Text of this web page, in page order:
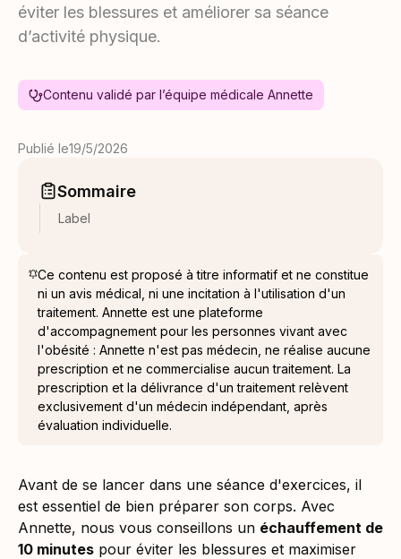
éviter les blessures et améliorer sa séance
d’activité physique.
Contenu validé par l’équipe médicale Annette
Publié le19/5/2026
Sommaire
Label
Ce contenu est proposé à titre informatif et ne constitue
ni un avis médical, ni une incitation à l'utilisation d'un
traitement. Annette est une plateforme
d'accompagnement pour les personnes vivant avec
l'obésité : Annette n'est pas médecin, ne réalise aucune
prescription et ne commercialise aucun traitement. La
prescription et la délivrance d'un traitement relèvent
exclusivement d'un médecin indépendant, après
évaluation individuelle.
Avant de se lancer dans une séance d'exercices, il
est essentiel de bien préparer son corps. Avec
Annette, nous vous conseillons un échauffement de
10 minutespour éviter les blessures et maximiser